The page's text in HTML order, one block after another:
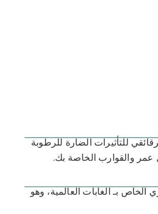
للتأثيرات الضارة للرطوبة
والقوارب الخاصة بك.
بـ الغابات العالمية، وهو